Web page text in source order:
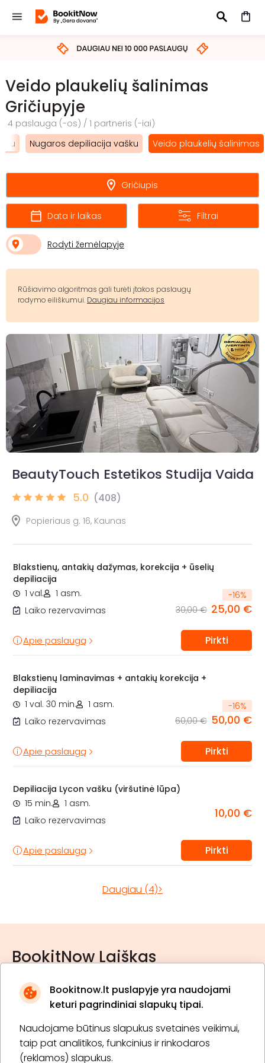
Bookitnow.lt puslapyje yra naudojami
keturi pagrindiniai slapukų tipai.
Naudojame būtinus slapukus svetainės veikimui,
taip pat analitikos, funkcinius ir rinkodaros
(reklamos) slapukus.
IEŠKOTI
Veido plaukelių šalinimas
Gričiupyje
4 paslauga (-os) / 1 partneris (-iai)
Nugaros depiliacija vašku Veido plaukelių šalinimas
Gričiupis
Data ir laikas Filtrai
Rodyti žemėlapyje
Rūšiavimo algoritmas gali turėti įtakos paslaugų
rodymo eiliškumui. Daugiau informacijos
BeautyTouch Estetikos Studija Vaida
5.0 (408)
Popieriaus g. 16, Kaunas
Blakstienų, antakių dažymas, korekcija + ūselių
depiliacija
1 val.
1 asm.
Laiko rezervavimas
-16%
30,00 € 25,00 €
Apie paslaugą Pirkti
Blakstienų laminavimas + antakių korekcija +
depiliacija
1 val. 30 min.
1 asm.
Laiko rezervavimas
-16%
60,00 € 50,00 €
Apie paslaugą Pirkti
Depiliacija Lycon vašku (viršutinė lūpa)
15 min.
1 asm.
Laiko rezervavimas
10,00 €
Apie paslaugą Pirkti
Daugiau (4)>
BookitNow Laiškas
* Susipažinau su privatumo politika